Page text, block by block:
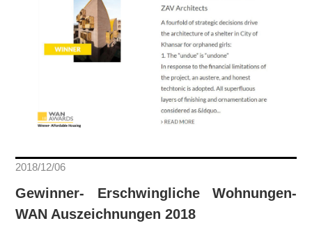
2018/12/06
Gewinner- Erschwingliche Wohnungen-
WAN Auszeichnungen 2018